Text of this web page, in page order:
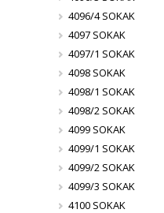
4096/4 SOKAK
4097 SOKAK
4097/1 SOKAK
4098 SOKAK
4098/1 SOKAK
4098/2 SOKAK
4099 SOKAK
4099/1 SOKAK
4099/2 SOKAK
4099/3 SOKAK
4100 SOKAK